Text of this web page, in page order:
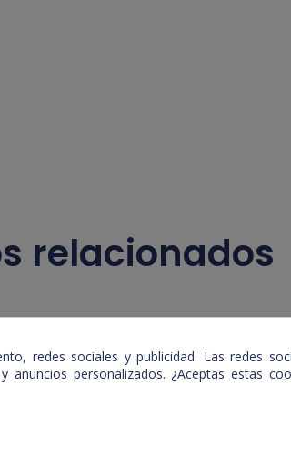
relacionados
redes sociales y publicidad. Las redes
personalizados. ¿Aceptas estas